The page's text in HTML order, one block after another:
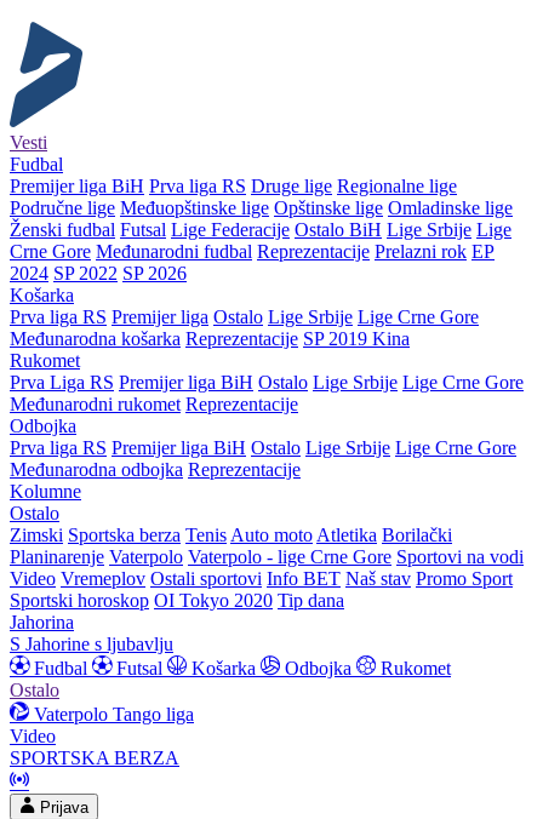
Vesti
Fudbal
Premijer liga BiH Prva liga RS Druge lige Regionalne lige
Područne lige Međuopštinske lige Opštinske lige Omladinske lige
Ženski fudbal Futsal Lige Federacije Ostalo BiH Lige Srbije Lige
Crne Gore Međunarodni fudbal Reprezentacije Prelazni rok EP
2024 SP 2022 SP 2026
Košarka
Prva liga RS Premijer liga Ostalo Lige Srbije Lige Crne Gore
Međunarodna košarka Reprezentacije SP 2019 Kina
Rukomet
Prva Liga RS Premijer liga BiH Ostalo Lige Srbije Lige Crne Gore
Međunarodni rukomet Reprezentacije
Odbojka
Prva liga RS Premijer liga BiH Ostalo Lige Srbije Lige Crne Gore
Međunarodna odbojka Reprezentacije
Kolumne
Ostalo
Zimski Sportska berza Tenis Auto moto Atletika Borilački
Planinarenje Vaterpolo Vaterpolo - lige Crne Gore Sportovi na vodi
Video Vremeplov Ostali sportovi Info BET Naš stav Promo Sport
Sportski horoskop OI Tokyo 2020 Tip dana
Jahorina
S Jahorine s ljubavlju
Fudbal
Futsal Košarka Odbojka
Rukomet
Ostalo
Vaterpolo Tango liga
Video
SPORTSKA BERZA
Prijava